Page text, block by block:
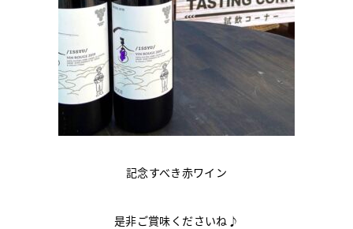
記念すべき赤ワイン
是非ご賞味くださいね♪